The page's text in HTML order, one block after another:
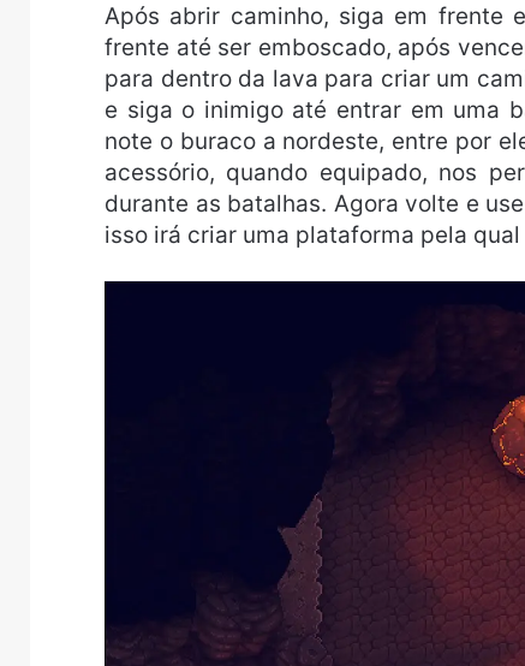
Após abrir caminho, siga em frente
frente até ser emboscado, após
para dentro da lava para criar um
e siga o inimigo até entrar em uma
note o buraco a nordeste, entre por
acessório, quando equipado, nos
durante as batalhas. Agora volte e
isso irá criar uma plataforma pela